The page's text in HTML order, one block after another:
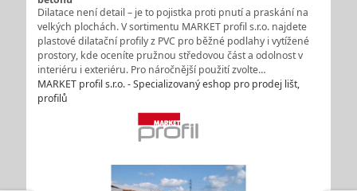
Dilatace není detail – je to pojistka proti pnutí a praskání na
velkých plochách. V sortimentu MARKET profil s.r.o. najdete
plastové dilatační profily z PVC pro běžné podlahy i vytížené
prostory, kde oceníte pružnou středovou část a odolnost v
interiéru i exteriéru. Pro náročnější použití zvolte…
MARKET profil s.r.o. - Specializovaný eshop pro prodej lišt,
profilů